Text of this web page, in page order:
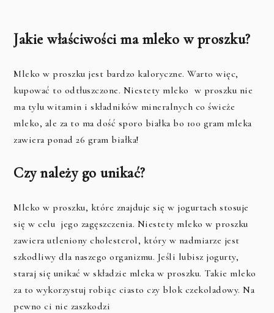
Jakie właściwości ma mleko w proszku?
Mleko w proszku jest bardzo kaloryczne. Warto więc,
kupować to odtłuszczone. Niestety mleko w proszku nie
ma tylu witamin i składników mineralnych co świeże
mleko, ale za to ma dość sporo białka bo 100 gram mleka
zawiera ponad 26 gram białka!
Czy należy go unikać?
Mleko w proszku, które znajduje się w jogurtach stosuje
się w celu jego zagęszczenia. Niestety mleko w proszku
zawiera utleniony cholesterol, który w nadmiarze jest
szkodliwy dla naszego organizmu. Jeśli lubisz jogurty,
staraj się unikać w składzie mleka w proszku. Takie mleko
za to wykorzystuj robiąc ciasto czy blok czekoladowy. Na
pewno ci nie zaszkodzi